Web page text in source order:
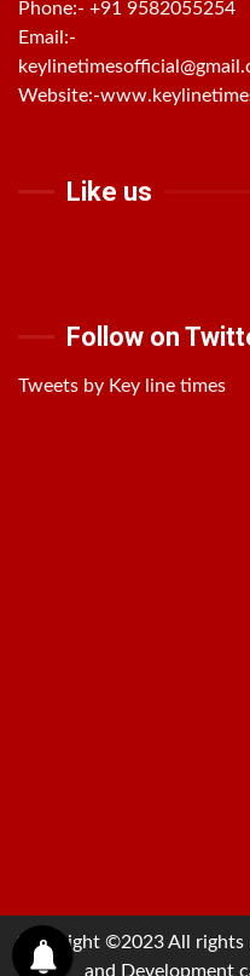
Phone:- +91 9582055254
Email:-
Website:-
Like us
Follow on
Tweets by Key line times
Copyright ©2023 All rights
and Development